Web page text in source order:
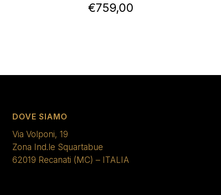
€759,00
DOVE SIAMO
Via Volponi, 19
Zona Ind.le Squartabue
62019 Recanati (MC) – ITALIA